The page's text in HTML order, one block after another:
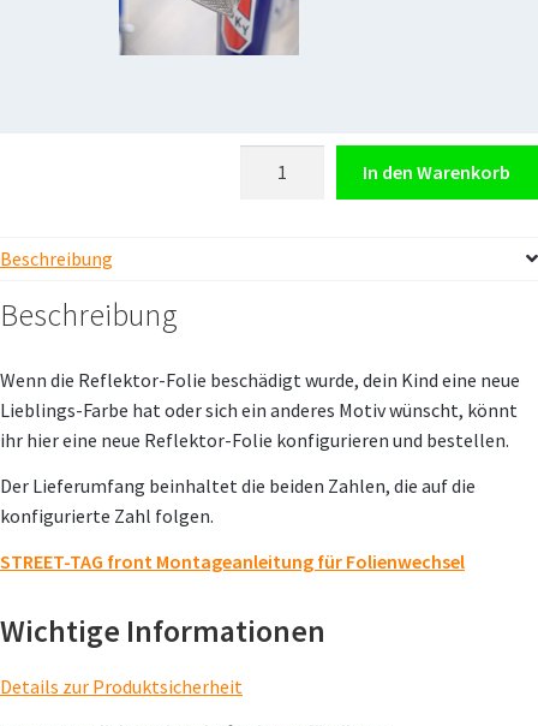
In den Warenkorb
Beschreibung
Beschreibung
Wenn die Reflektor-Folie beschädigt wurde, dein Kind eine neue
Lieblings-Farbe hat oder sich ein anderes Motiv wünscht, könnt
ihr hier eine neue Reflektor-Folie konfigurieren und bestellen.
Der Lieferumfang beinhaltet die beiden Zahlen, die auf die
konfigurierte Zahl folgen.
STREET-TAG front Montageanleitung für Folienwechsel
Wichtige Informationen
Details zur Produktsicherheit